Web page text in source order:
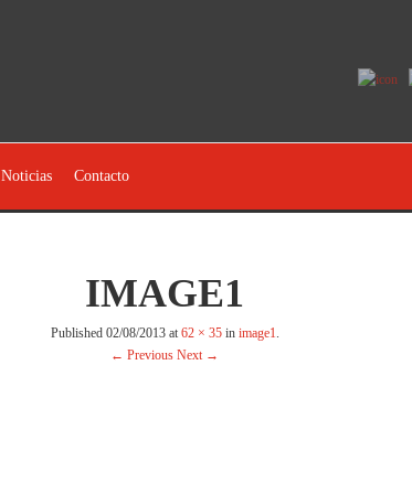
Noticias Contacto
IMAGE1
Published 02/08/2013at 62 × 35in image1.
← Previous Next →